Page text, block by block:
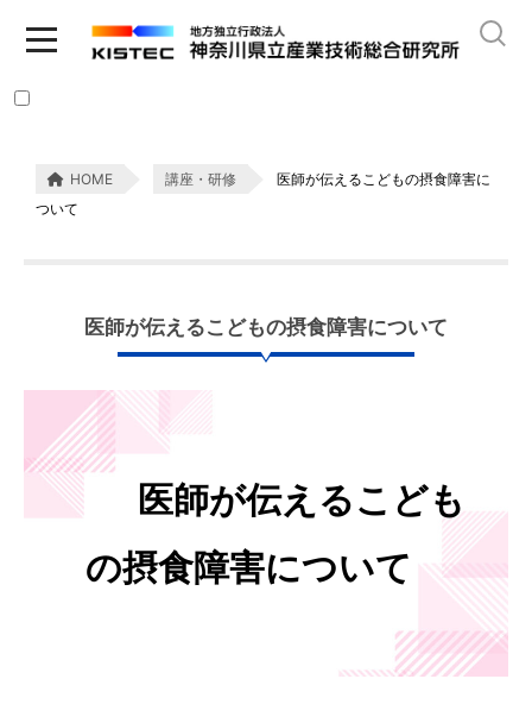
HOME 講座・研修
医師が伝えるこどもの摂食障害に
ついて
医師が伝えるこどもの摂食障害について
医師が伝えるこども
の摂食障害について